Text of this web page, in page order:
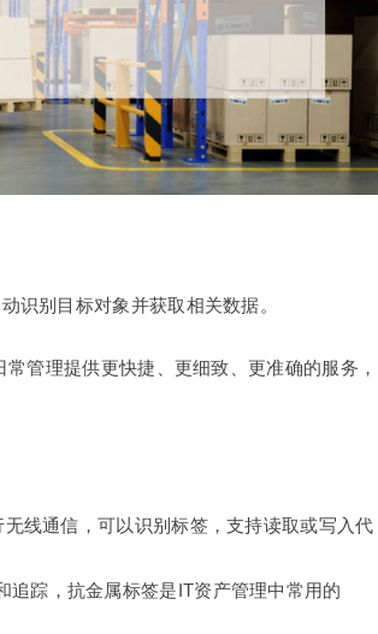
识别目标对象并获取相关数据。
管理提供更快捷、更细致、更准确的服务，
线通信，可以识别标签，支持读取或写入代
追踪，抗金属标签是IT资产管理中常用的